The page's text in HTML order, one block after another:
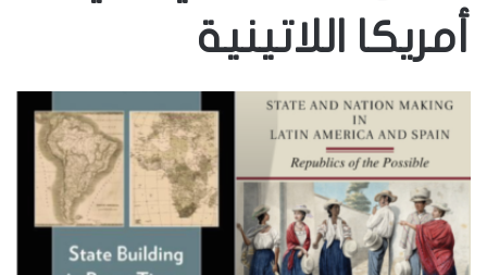
أمريكا اللاتينية